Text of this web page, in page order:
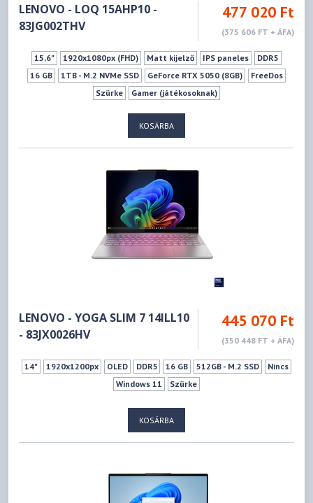
LENOVO - LOQ 15AHP10 -
83JG002THV
477 020 Ft
(375 606 FT + ÁFA)
15,6" 1920x1080px (FHD) Matt kijelző IPS paneles
DDR5
16 GB
1TB - M.2 NVMe SSD GeForce RTX 5050 (8GB)
FreeDos
Szürke
Gamer (játékosoknak)
KOSÁRBA
LENOVO - YOGA SLIM 7 14ILL10
- 83JX0026HV
445 070 Ft
(350 448 FT + ÁFA)
14" 1920x1200px OLED DDR5 16 GB 512GB - M.2 SSD
Nincs
Windows 11
Szürke
KOSÁRBA